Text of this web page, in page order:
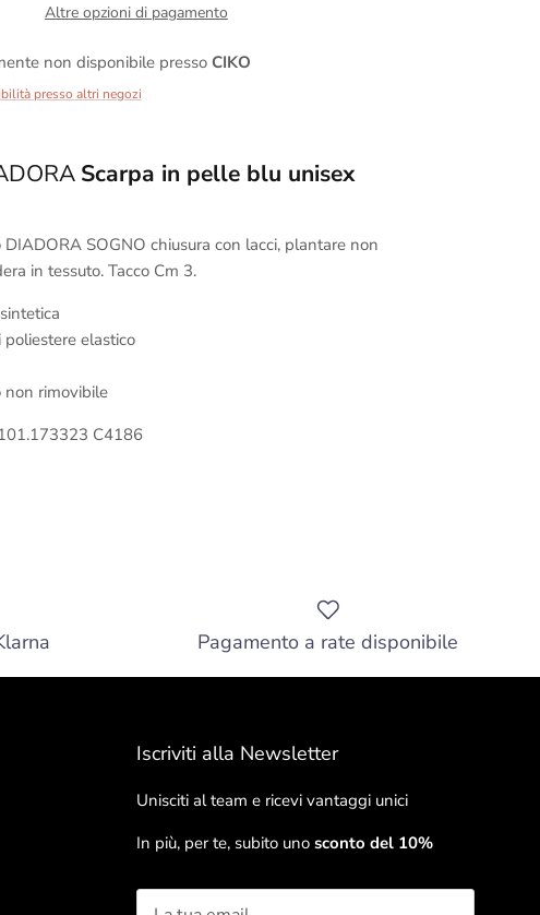
Altre opzioni di pagamento
non disponibile pressoCIKO
presso altri negozi
Scarpa in pelle blu unisex
DIADORA SOGNO chiusura con lacci, plantare non
in tessuto. Tacco Cm 3.
poliestere elastico
non rimovibile
C4186
Pagamento a rate disponibile
Iscriviti alla Newsletter
Unisciti al team e ricevi vantaggi unici
In più, per te, subito uno sconto del 10%